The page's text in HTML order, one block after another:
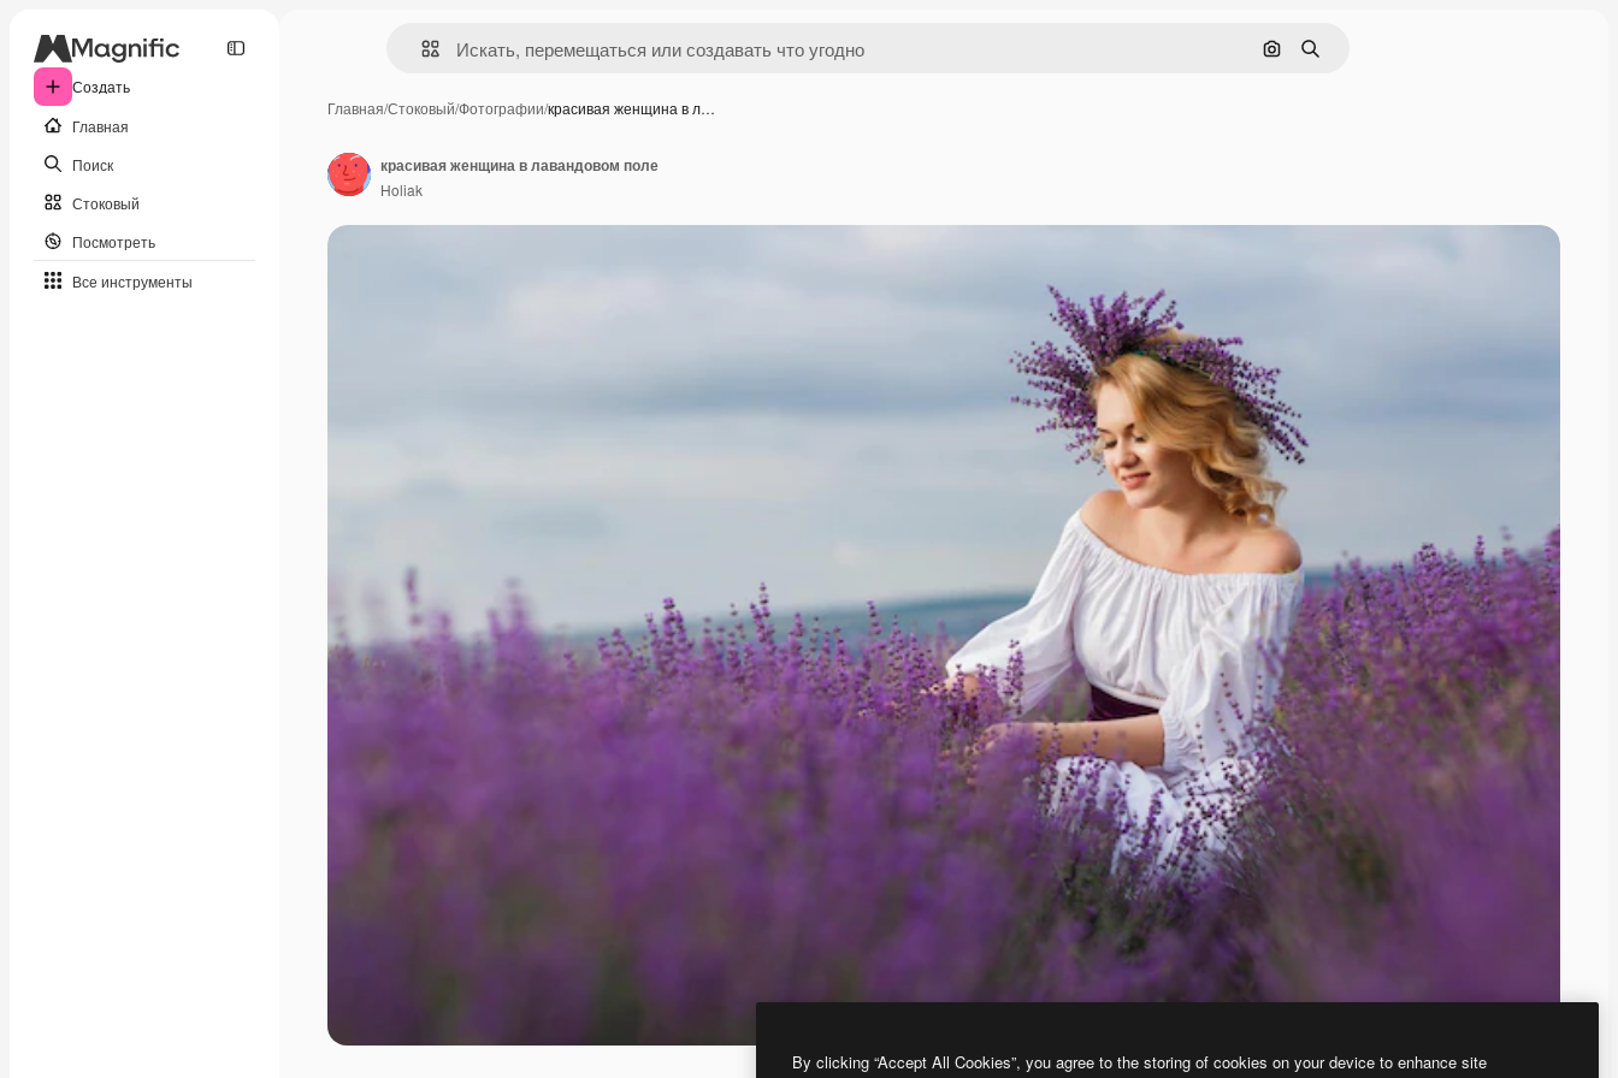
Создать
Главная
Поиск
Стоковый
Посмотреть
Все инструменты
Поиск по изображению
Поиск
Главная/Стоковый/Фотографии/красивая женщина в л…
красивая женщина в лавандовом поле
Holiak
By clicking “Accept All Cookies”, you agree to the storing of cookies on your device to enhance site